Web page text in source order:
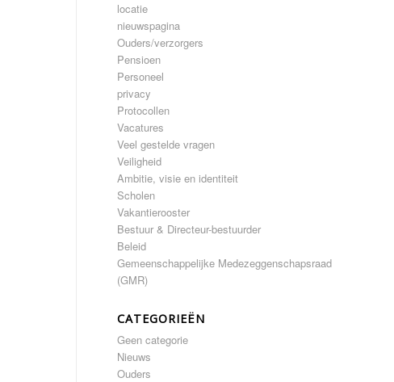
locatie
nieuwspagina
Ouders/verzorgers
Pensioen
Personeel
privacy
Protocollen
Vacatures
Veel gestelde vragen
Veiligheid
Ambitie, visie en identiteit
Scholen
Vakantierooster
Bestuur & Directeur-bestuurder
Beleid
Gemeenschappelijke Medezeggenschapsraad
(GMR)
CATEGORIEËN
Geen categorie
Nieuws
Ouders